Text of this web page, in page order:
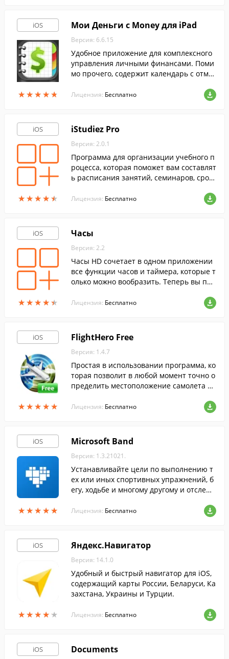
iOS
★★★★★
★★★★★
Мои Деньги с Money для iPad
Версия: 6.6.15
Удобное приложение для комплексного
управления личными финансами. Поми
мо прочего, содержит календарь с отмет
кций.
Лицензия: Бесплатно
iOS
★★★★★
★★★★★
iStudiez Pro
Версия: 2.0.1
Программа для организации учебного п
роцесса, которая поможет вам составлят
ь расписания занятий, семинаров, срок
Лицензия: Бесплатно
iOS
★★★★★
★★★★★
Часы
Версия: 2.2
Часы HD сочетает в одном приложении
все функции часов и таймера, которые т
олько можно вообразить. Теперь вы пол
Лицензия: Бесплатно
iOS
★★★★★
★★★★★
FlightHero Free
Версия: 1.4.7
Простая в использовании программа, ко
торая позволит в любой момент точно о
пределить местоположение самолета в
Лицензия: Бесплатно
iOS
★★★★★
★★★★★
Microsoft Band
Версия: 1.3.21021.
Устанавливайте цели по выполнению т
ех или иных спортивных упражнений, б
егу, ходьбе и многому другому и отслежи
Лицензия: Бесплатно
iOS
★★★★★
★★★★★
Яндекс.Навигатор
Версия: 14.1.0
Удобный и быстрый навигатор для iOS,
содержащий карты России, Беларуси, Ка
захстана, Украины и Турции.
Лицензия: Бесплатно
iOS Documents